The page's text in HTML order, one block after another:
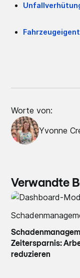
Worte von:
Yvonne
Verwandte
Zeitersparnis:
reduzieren